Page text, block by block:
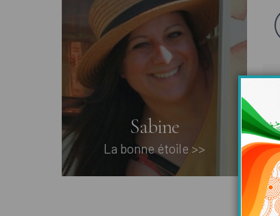
Sabine
La bonne étoile >>